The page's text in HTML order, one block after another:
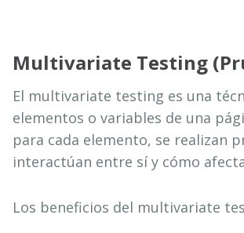
Multivariate Testing
El multivariate testing es una
elementos o variables de una
para cada elemento, se realizan
interactúan entre sí y cómo
Los beneficios del multivariate